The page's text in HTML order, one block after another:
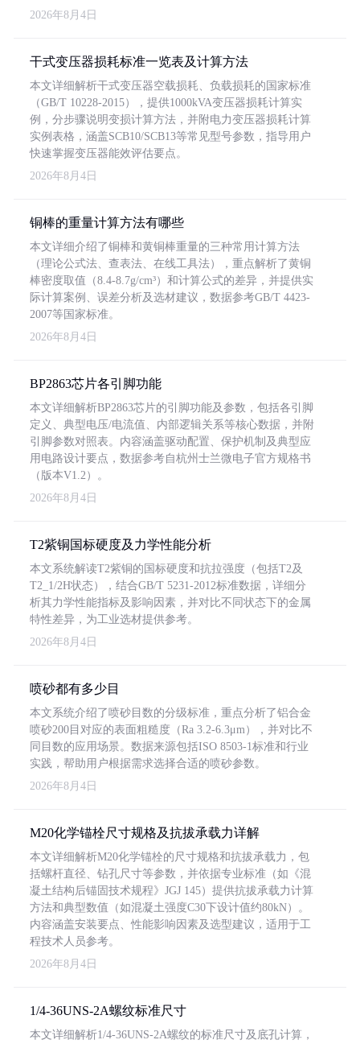
2026年8月4日
干式变压器损耗标准一览表及计算方法
本文详细解析干式变压器空载损耗、负载损耗的国家标准
（GB/T 10228-2015），提供1000kVA变压器损耗计算实
例，分步骤说明变损计算方法，并附电力变压器损耗计算
实例表格，涵盖SCB10/SCB13等常见型号参数，指导用户
快速掌握变压器能效评估要点。
2026年8月4日
铜棒的重量计算方法有哪些
本文详细介绍了铜棒和黄铜棒重量的三种常用计算方法
（理论公式法、查表法、在线工具法），重点解析了黄铜
棒密度取值（8.4-8.7g/cm³）和计算公式的差异，并提供实
际计算案例、误差分析及选材建议，数据参考GB/T 4423-
2007等国家标准。
2026年8月4日
BP2863芯片各引脚功能
本文详细解析BP2863芯片的引脚功能及参数，包括各引脚
定义、典型电压/电流值、内部逻辑关系等核心数据，并附
引脚参数对照表。内容涵盖驱动配置、保护机制及典型应
用电路设计要点，数据参考自杭州士兰微电子官方规格书
（版本V1.2）。
2026年8月4日
T2紫铜国标硬度及力学性能分析
本文系统解读T2紫铜的国标硬度和抗拉强度（包括T2及
T2_1/2H状态），结合GB/T 5231-2012标准数据，详细分
析其力学性能指标及影响因素，并对比不同状态下的金属
特性差异，为工业选材提供参考。
2026年8月4日
喷砂都有多少目
本文系统介绍了喷砂目数的分级标准，重点分析了铝合金
喷砂200目对应的表面粗糙度（Ra 3.2-6.3μm），并对比不
同目数的应用场景。数据来源包括ISO 8503-1标准和行业
实践，帮助用户根据需求选择合适的喷砂参数。
2026年8月4日
M20化学锚栓尺寸规格及抗拔承载力详解
本文详细解析M20化学锚栓的尺寸规格和抗拔承载力，包
括螺杆直径、钻孔尺寸等参数，并依据专业标准（如《混
凝土结构后锚固技术规程》JGJ 145）提供抗拔承载力计算
方法和典型数值（如混凝土强度C30下设计值约80kN）。
内容涵盖安装要点、性能影响因素及选型建议，适用于工
程技术人员参考。
2026年8月4日
1/4-36UNS-2A螺纹标准尺寸
本文详细解析1/4-36UNS-2A螺纹的标准尺寸及底孔计算，